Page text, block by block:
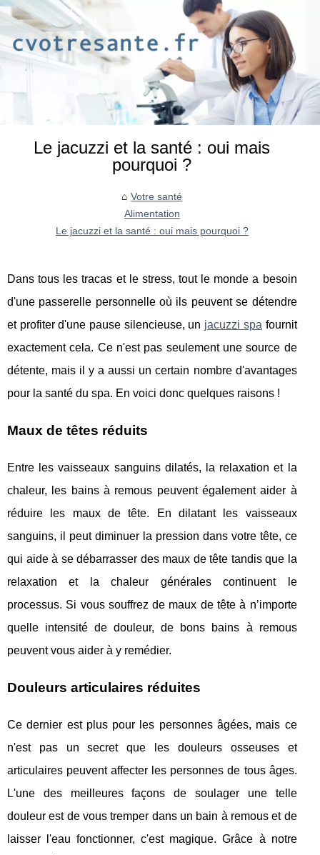
Le jacuzzi et la santé : oui mais
pourquoi ?
Votre santé
Alimentation
Le jacuzzi et la santé : oui mais pourquoi ?
Dans tous les tracas et le stress, tout le monde a besoin
d'une passerelle personnelle où ils peuvent se détendre
et profiter d'une pause silencieuse, un jacuzzi spa fournit
exactement cela. Ce n'est pas seulement une source de
détente, mais il y a aussi un certain nombre d'avantages
pour la santé du spa. En voici donc quelques raisons !
Maux de têtes réduits
Entre les vaisseaux sanguins dilatés, la relaxation et la
chaleur, les bains à remous peuvent également aider à
réduire les maux de tête. En dilatant les vaisseaux
sanguins, il peut diminuer la pression dans votre tête, ce
qui aide à se débarrasser des maux de tête tandis que la
relaxation et la chaleur générales continuent le
processus. Si vous souffrez de maux de tête à n’importe
quelle intensité de douleur, de bons bains à remous
peuvent vous aider à y remédier.
Douleurs articulaires réduites
Ce dernier est plus pour les personnes âgées, mais ce
n'est pas un secret que les douleurs osseuses et
articulaires peuvent affecter les personnes de tous âges.
L'une des meilleures façons de soulager une telle
douleur est de vous tremper dans un bain à remous et de
laisser l'eau fonctionner, c'est magique. Grâce à notre